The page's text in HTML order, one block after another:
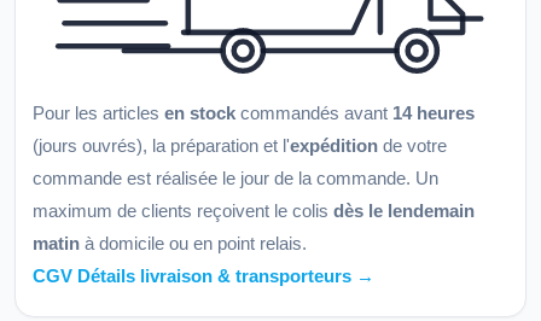
Pour les articles en stock commandés avant 14 heures
(jours ouvrés), la préparation et l'expédition de votre
commande est réalisée le jour de la commande. Un
maximum de clients reçoivent le colis dès le lendemain
matin à domicile ou en point relais.
CGV Détails livraison & transporteurs →